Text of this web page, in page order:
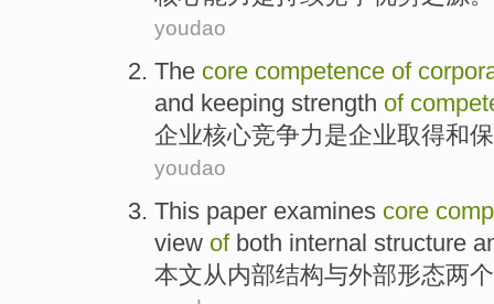
youdao
The core competence of
and keeping strength of
企业核心竞争力是企业取得和
youdao
This paper examines core
view of both internal structure
本文从 内部结构与外部形态两